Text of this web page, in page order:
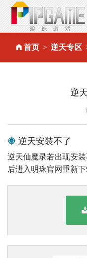
首页 逆天专区
逆
逆天安装不了
逆天仙魔录若出现安
后进入明珠官网重新